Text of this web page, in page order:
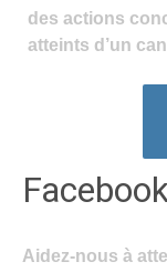
des actions
atteints d’un
Aidez-nous à